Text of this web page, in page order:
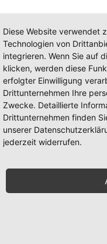
Diese Website verwendet
Technologien von
integrieren. Wenn Sie auf
klicken, werden diese
erfolgter Einwilligung
Drittunternehmen Ihre
Zwecke. Detaillierte
Drittunternehmen finden
unserer
jederzeit widerrufen.